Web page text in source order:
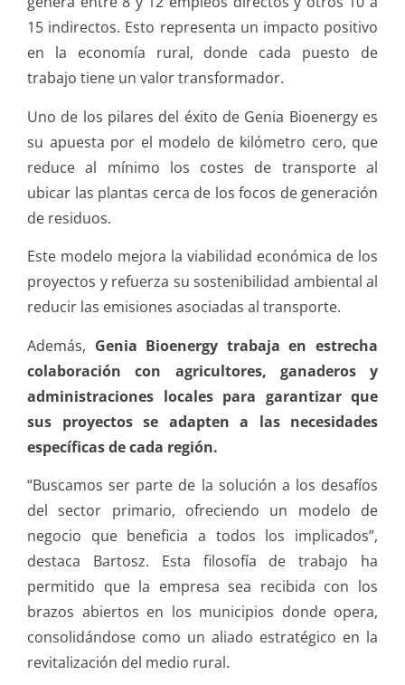
15 indirectos. Esto representa un impacto positivo
en la economía rural, donde cada puesto de
trabajo tiene un valor transformador.
Uno de los pilares del éxito de Genia Bioenergy es
su apuesta por el modelo de kilómetro cero, que
reduce al mínimo los costes de transporte al
ubicar las plantas cerca de los focos de generación
de residuos.
Este modelo mejora la viabilidad económica de los
proyectos y refuerza su sostenibilidad ambiental al
reducir las emisiones asociadas al transporte.
Además, Genia Bioenergy trabaja en estrecha
colaboración con agricultores, ganaderos y
administraciones locales para garantizar que
sus proyectos se adapten a las necesidades
específicas de cada región.
“Buscamos ser parte de la solución a los desafíos
del sector primario, ofreciendo un modelo de
negocio que beneficia a todos los implicados”,
destaca Bartosz. Esta filosofía de trabajo ha
permitido que la empresa sea recibida con los
brazos abiertos en los municipios donde opera,
consolidándose como un aliado estratégico en la
revitalización del medio rural.